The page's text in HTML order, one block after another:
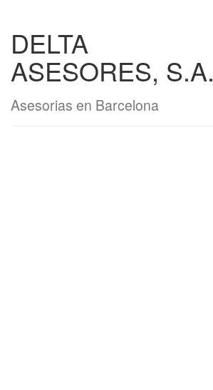
DELTA
ASESORES, S.A.
Asesorias en Barcelona